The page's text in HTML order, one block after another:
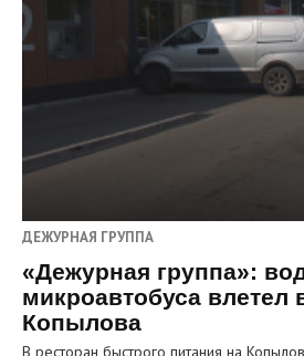
ДЕЖУРНАЯ ГРУППА
«Дежурная группа»:
микроавтобуса влетел
Копылова
В ресторан быстрого питания на